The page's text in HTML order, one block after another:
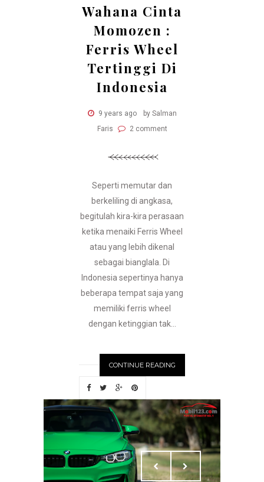
Wahana Cinta
Momozen :
Ferris Wheel
Tertinggi Di
Indonesia
9 years ago
by Salman
Faris
2 comment
Seperti memutar dan
berkeliling di angkasa,
begitulah kira-kira perasaan
ketika menaiki Ferris Wheel
atau yang lebih dikenal
sebagai bianglala. Di
Indonesia sepertinya hanya
beberapa tempat saja yang
memiliki ferris wheel
dengan ketinggian tak...
CONTINUE READING